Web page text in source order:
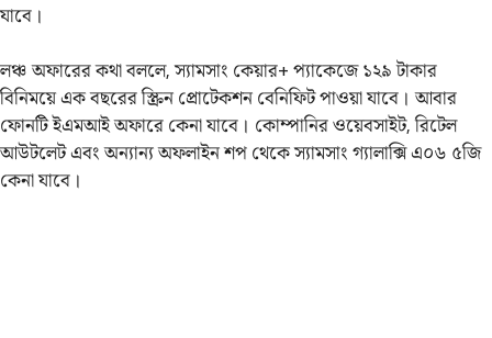
যাবে।
লঞ্চ অফারের কথা বললে, স্যামসাং কেয়ার+ প্যাকেজে ১২৯ টাকার
বিনিময়ে এক বছরের স্ক্রিন প্রোটেকশন বেনিফিট পাওয়া যাবে। আবার
ফোনটি ইএমআই অফারে কেনা যাবে। কোম্পানির ওয়েবসাইট, রিটেল
আউটলেট এবং অন্যান্য অফলাইন শপ থেকে স্যামসাং গ্যালাক্সি এ০৬ ৫জি
কেনা যাবে।